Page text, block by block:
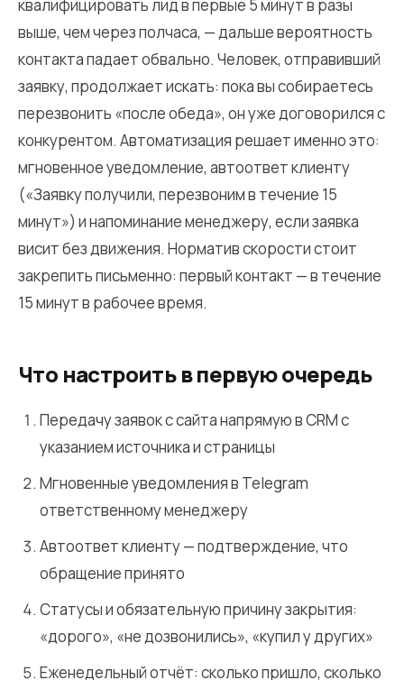
квалифицировать лид в первые 5 минут в разы
выше, чем через полчаса, — дальше вероятность
контакта падает обвально. Человек, отправивший
заявку, продолжает искать: пока вы собираетесь
перезвонить «после обеда», он уже договорился с
конкурентом. Автоматизация решает именно это:
мгновенное уведомление, автоответ клиенту
(«Заявку получили, перезвоним в течение 15
минут») и напоминание менеджеру, если заявка
висит без движения. Норматив скорости стоит
закрепить письменно: первый контакт — в течение
15 минут в рабочее время.
Что настроить в первую очередь
Передачу заявок с сайта напрямую в CRM с
указанием источника и страницы
Мгновенные уведомления в Telegram
ответственному менеджеру
Автоответ клиенту — подтверждение, что
обращение принято
Статусы и обязательную причину закрытия:
«дорого», «не дозвонились», «купил у других»
Еженедельный отчёт: сколько пришло, сколько